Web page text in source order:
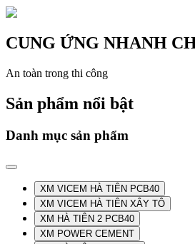
CUNG ỨNG NHANH
An toàn trong thi công
Sản phẩm nổi bật
Danh mục sản phẩm
XM VICEM HÀ TIÊN PCB40
XM VICEM HÀ TIÊN XÂY TÔ
XM HÀ TIÊN 2 PCB40
XM POWER CEMENT